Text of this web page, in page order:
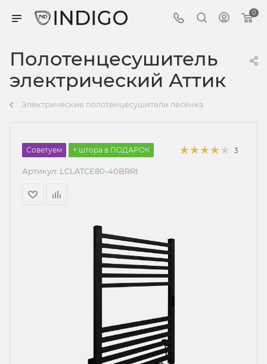
0
Полотенцесушитель
электрический Аттик
Электрические полотенцесушители лесенка
Советуем + штора в ПОДАРОК 3
Артикул: LСLATCE80-40BRRt